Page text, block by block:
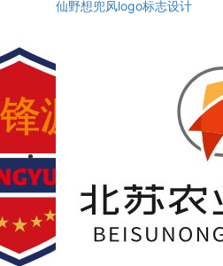
仙野想兜风logo标志设计